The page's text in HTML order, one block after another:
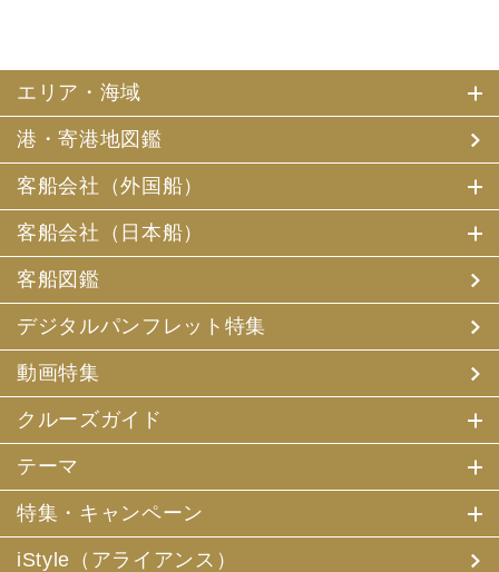
います。）は、お客様がご旅行の申込みの際にお申出いた
だいた個人情報についてお客様との連絡のために利用させ
ていただくほか、お客様がお申込みいただいた旅行におい
て運送・宿泊機関等（主要な運送・宿泊機関等について契
約書面に記載されています）の提供する旅行サービスの手
配及びそれらのサービスの受領のための手続、また旅行代
きます。
その他、当社は、
(1) 当社及び当社の提携する企業の商品やサービス、キャ
ンペーンのご案内
(2) 旅行参加後のご意見やご感想の提供のお願い
(3) アンケートのお願い
(4) 特典サービスの提供
(5) 統計資料の作成
にお客様の個人情報を利用させていただくことがありま
す。
個人情報について、本人確認、本人との連絡その他、採
す。
3. お客様個人情報の第三者への提供
エリア・海域
港・寄港地図鑑
客船会社（外国船）
客船会社（日本船）
客船図鑑
デジタルパンフレット特集
動画特集
クルーズガイド
テーマ
特集・キャンペーン
iStyle（アライアンス）